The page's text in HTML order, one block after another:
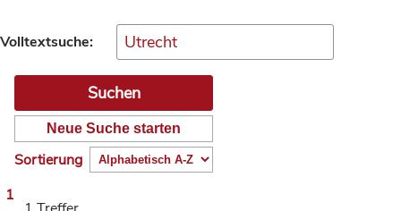
Volltextsuche:
Neue Suche starten
Sortierung
1